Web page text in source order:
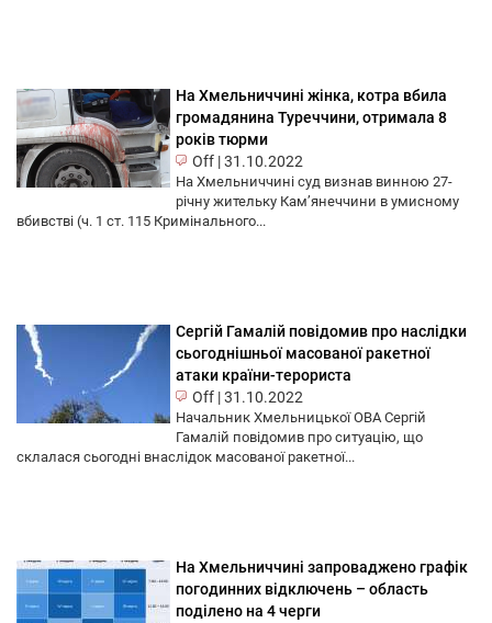
На Хмельниччині жінка, котра вбила
громадянина Туреччини, отримала 8
років тюрми
Off |31.10.2022
На Хмельниччині суд визнав винною 27-
річну жительку Кам’янеччини в умисному
вбивстві (ч. 1 ст. 115 Кримінального...
Сергій Гамалій повідомив про наслідки
сьогоднішньої масованої ракетної
атаки країни-терориста
Off |31.10.2022
Начальник Хмельницької ОВА Сергій
Гамалій повідомив про ситуацію, що
склалася сьогодні внаслідок масованої ракетної...
На Хмельниччині запроваджено графік
погодинних відключень – область
поділено на 4 черги